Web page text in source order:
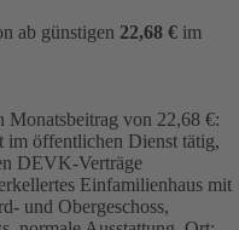
ab günstigen 22,68 € im
Monatsbeitrag von 22,68 €:
im öffentlichen Dienst tätig,
DEVK-Verträge
Einfamilienhaus mit
und Obergeschoss,